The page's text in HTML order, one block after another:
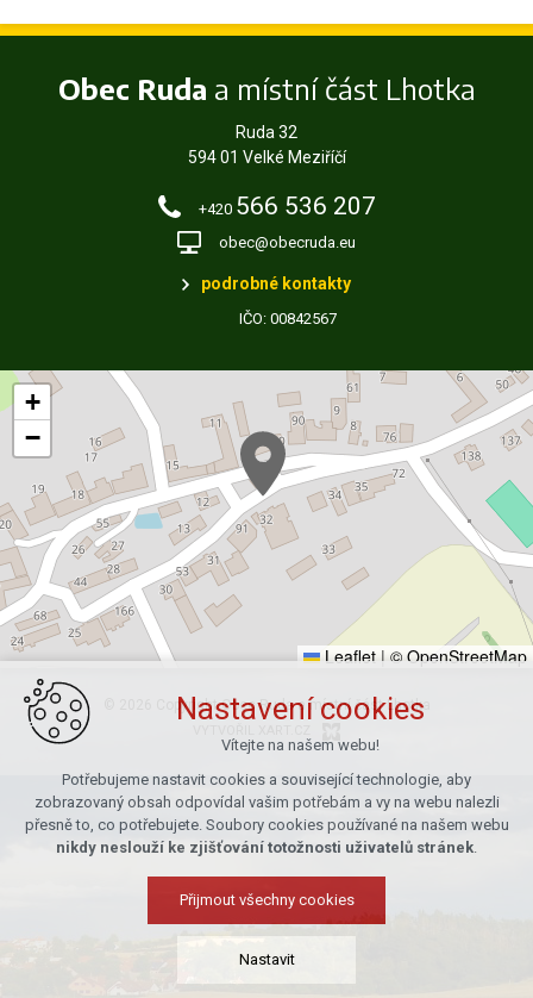
Obec Ruda a místní část Lhotka
Ruda 32
594 01 Velké Meziříčí
+420 566 536 207
obec@obecruda.eu
podrobné kontakty
IČO: 00842567
+
−
Leaflet | © OpenStreetMap
© 2026 Copyright Obec Ruda a místní část Lhotka
Nastavení cookies
Vítejte na našem webu!
Potřebujeme nastavit cookies a související technologie, aby
zobrazovaný obsah odpovídal vašim potřebám a vy na webu nalezli
přesně to, co potřebujete. Soubory cookies používané na našem webu
nikdy neslouží ke zjišťování totožnosti uživatelů stránek.
Přijmout všechny cookies
Nastavit